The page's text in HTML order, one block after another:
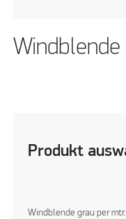
Windblende
Produkt
Windblende grau per mtr.